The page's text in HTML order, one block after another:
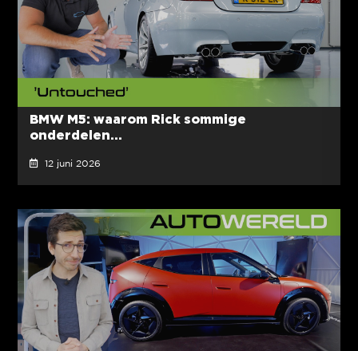
BMW M5: waarom Rick sommige
onderdelen...
12 juni 2026